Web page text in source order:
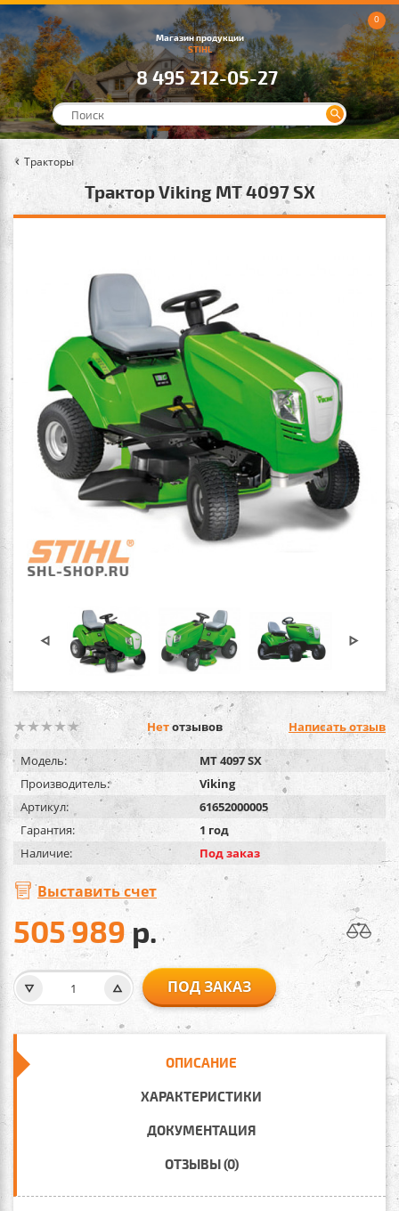
Магазин продукции
STIHL
8 495 212-05-27
0
Тракторы
Трактор Viking MT 4097 SX
Нетотзывов Написать отзыв
Модель:
MT 4097 SX
Производитель:
Viking
Артикул:
61652000005
Гарантия:
1 год
Наличие:
Под заказ
Выставить счет
505 989р.
ПОД ЗАКАЗ
ОПИСАНИЕ
ХАРАКТЕРИСТИКИ
ДОКУМЕНТАЦИЯ
ОТЗЫВЫ (0)